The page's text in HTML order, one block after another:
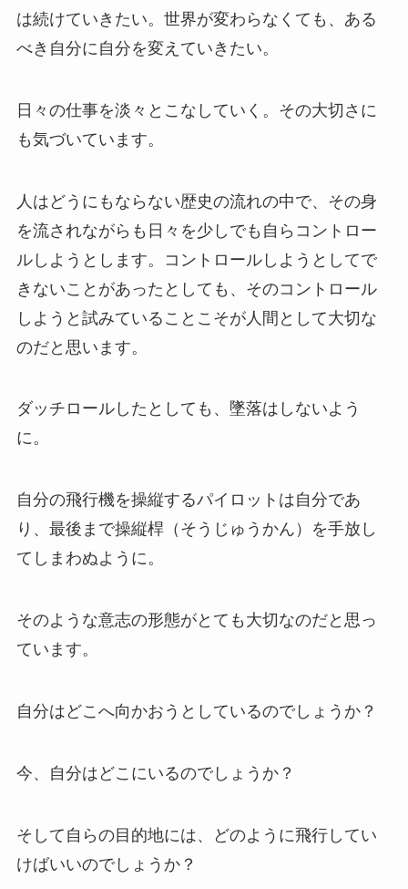
は続けていきたい。世界が変わらなくても、ある
べき自分に自分を変えていきたい。
日々の仕事を淡々とこなしていく。その大切さに
も気づいています。
人はどうにもならない歴史の流れの中で、その身
を流されながらも日々を少しでも自らコントロー
ルしようとします。コントロールしようとしてで
きないことがあったとしても、そのコントロール
しようと試みていることこそが人間として大切な
のだと思います。
ダッチロールしたとしても、墜落はしないよう
に。
自分の飛行機を操縦するパイロットは自分であ
り、最後まで操縦桿（そうじゅうかん）を手放し
てしまわぬように。
そのような意志の形態がとても大切なのだと思っ
ています。
自分はどこへ向かおうとしているのでしょうか？
今、自分はどこにいるのでしょうか？
そして自らの目的地には、どのように飛行してい
けばいいのでしょうか？